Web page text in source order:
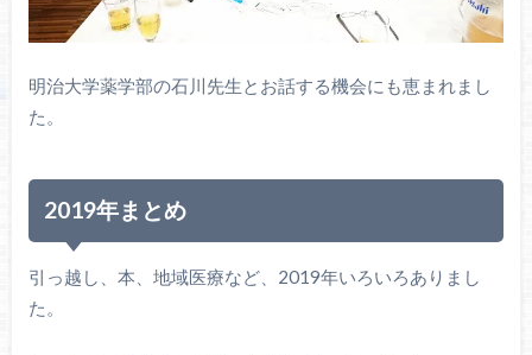
明治大学薬学部の石川先生とお話する機会にも恵まれまし
た。
2019年まとめ
引っ越し、本、地域医療など、2019年いろいろありまし
た。